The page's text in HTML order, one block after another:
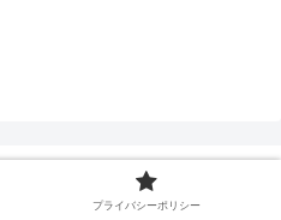
訳するブログ
プライバシーポリシー